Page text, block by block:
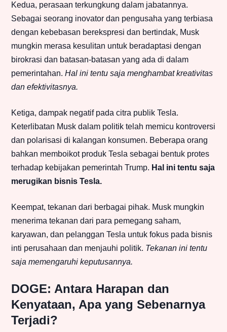
Kedua, perasaan terkungkung dalam jabatannya.
Sebagai seorang inovator dan pengusaha yang terbiasa
dengan kebebasan berekspresi dan bertindak, Musk
mungkin merasa kesulitan untuk beradaptasi dengan
birokrasi dan batasan-batasan yang ada di dalam
pemerintahan. Hal ini tentu saja menghambat kreativitas
dan efektivitasnya.
Ketiga, dampak negatif pada citra publik Tesla.
Keterlibatan Musk dalam politik telah memicu kontroversi
dan polarisasi di kalangan konsumen. Beberapa orang
bahkan memboikot produk Tesla sebagai bentuk protes
terhadap kebijakan pemerintah Trump. Hal ini tentu saja
merugikan bisnis Tesla.
Keempat, tekanan dari berbagai pihak. Musk mungkin
menerima tekanan dari para pemegang saham,
karyawan, dan pelanggan Tesla untuk fokus pada bisnis
inti perusahaan dan menjauhi politik. Tekanan ini tentu
saja memengaruhi keputusannya.
DOGE: Antara Harapan dan
Kenyataan, Apa yang Sebenarnya
Terjadi?